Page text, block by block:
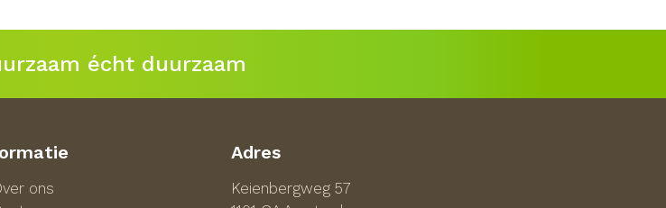
écht duurzaam
ons
Adres
Keienbergweg 57